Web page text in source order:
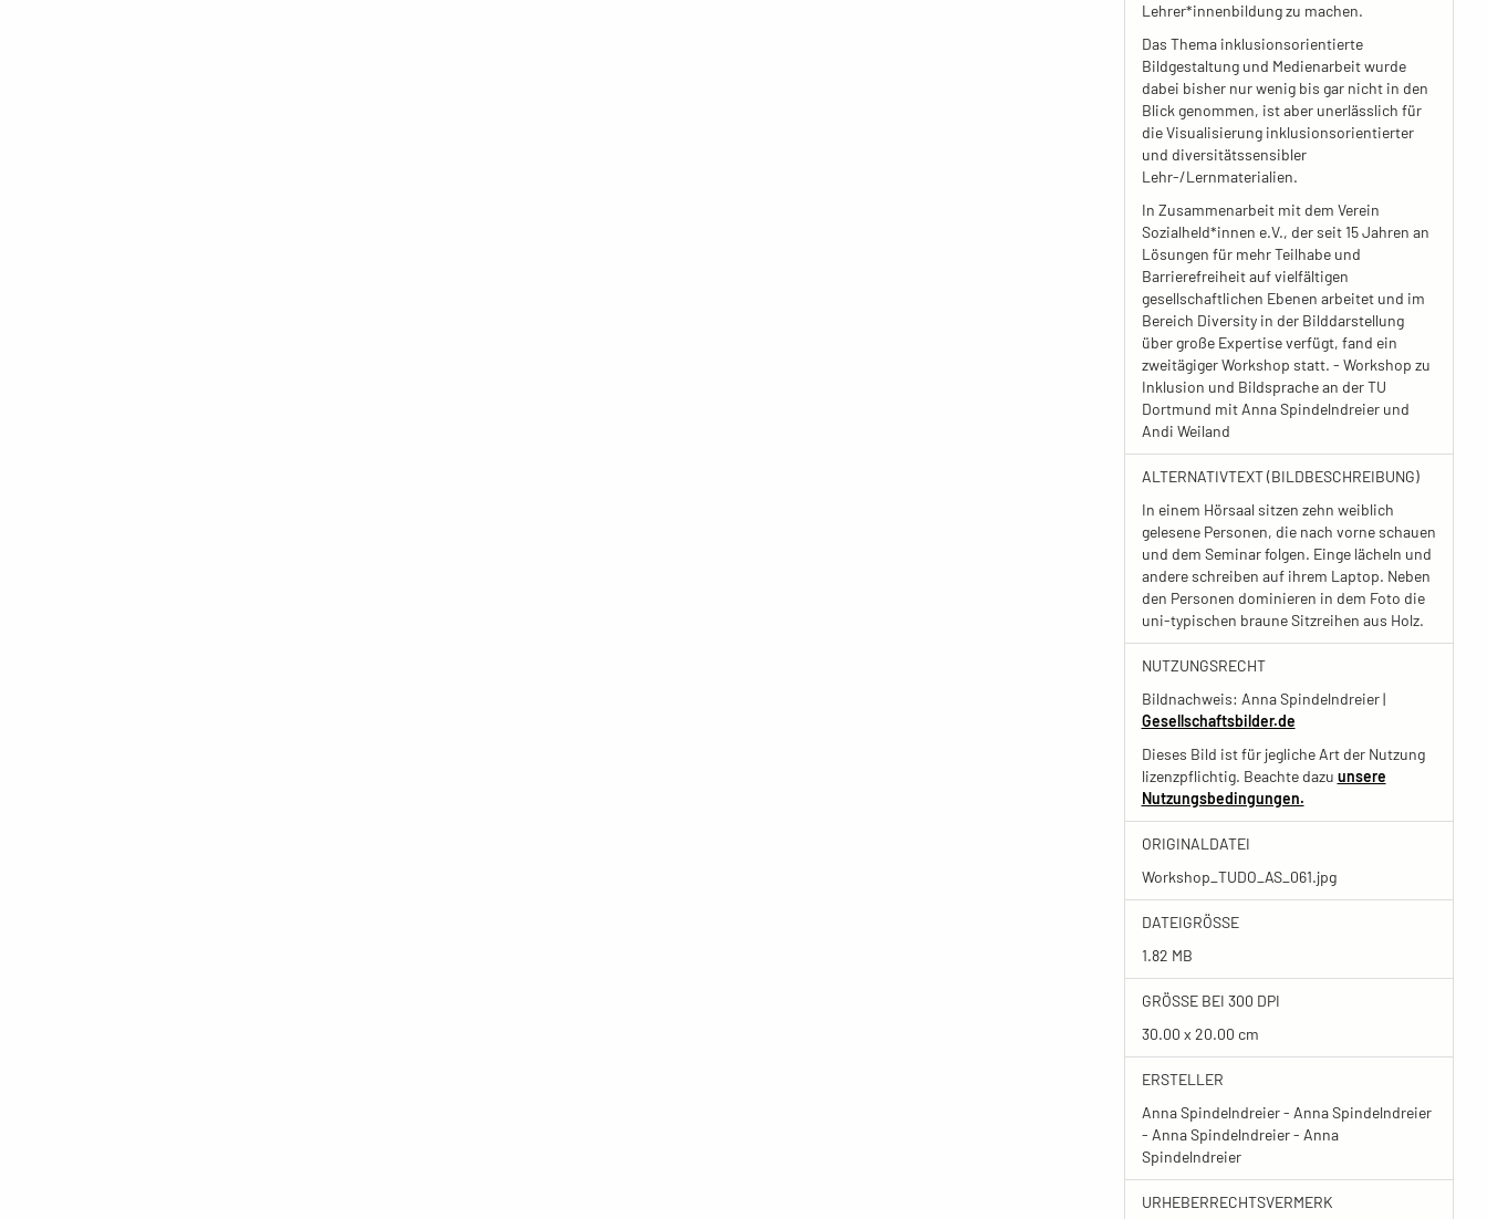
Lehrer*innenbildung zu machen.
Das Thema inklusionsorientierte
Bildgestaltung und Medienarbeit wurde
dabei bisher nur wenig bis gar nicht in den
Blick genommen, ist aber unerlässlich für
die Visualisierung inklusionsorientierter
und diversitätssensibler
Lehr-/Lernmaterialien.
In Zusammenarbeit mit dem Verein
Sozialheld*innen e.V., der seit 15 Jahren an
Lösungen für mehr Teilhabe und
Barrierefreiheit auf vielfältigen
gesellschaftlichen Ebenen arbeitet und im
Bereich Diversity in der Bilddarstellung
über große Expertise verfügt, fand ein
zweitägiger Workshop statt. - Workshop zu
Inklusion und Bildsprache an der TU
Dortmund mit Anna Spindelndreier und
Andi Weiland
ALTERNATIVTEXT (BILDBESCHREIBUNG)
In einem Hörsaal sitzen zehn weiblich
gelesene Personen, die nach vorne schauen
und dem Seminar folgen. Einge lächeln und
andere schreiben auf ihrem Laptop. Neben
den Personen dominieren in dem Foto die
uni-typischen braune Sitzreihen aus Holz.
NUTZUNGSRECHT
Bildnachweis: Anna Spindelndreier |
Gesellschaftsbilder.de
Dieses Bild ist für jegliche Art der Nutzung
lizenzpflichtig. Beachte dazu unsere
Nutzungsbedingungen.
ORIGINALDATEI
Workshop_TUDO_AS_061.jpg
DATEIGRÖSSE
1.82 MB
GRÖSSE BEI 300 DPI
30.00 x 20.00 cm
ERSTELLER
Anna Spindelndreier - Anna Spindelndreier
- Anna Spindelndreier - Anna
Spindelndreier
URHEBERRECHTSVERMERK